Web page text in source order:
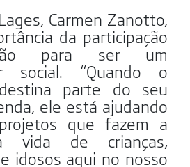
Carmen Zanotto,
da participação
para ser um
social. “Quando o
parte do seu
ele está ajudando
que fazem a
vida de crianças,
idosos aqui no nosso